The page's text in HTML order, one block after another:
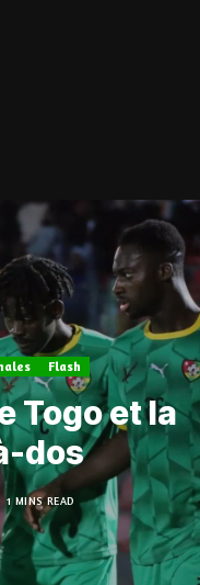
Flash
Togo et la
dos
1 MINS READ